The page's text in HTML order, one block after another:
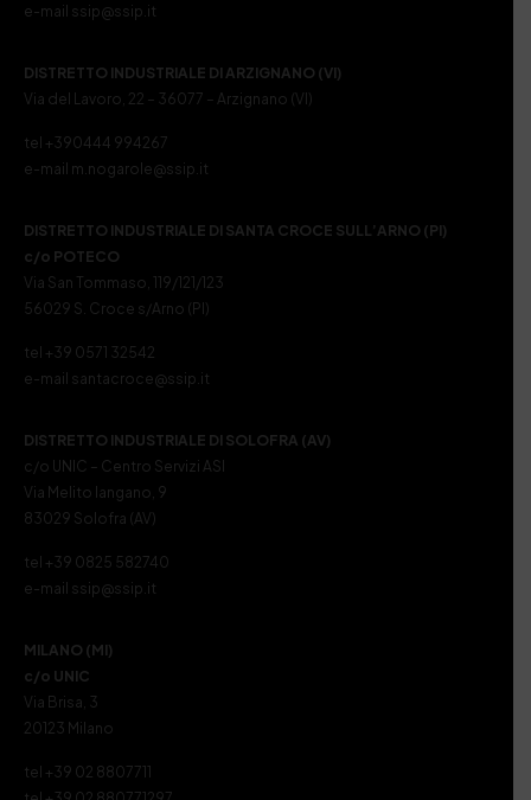
e-mail ssip@ssip.it
DISTRETTO INDUSTRIALE DI ARZIGNANO (VI)
Via del Lavoro, 22 – 36077 – Arzignano (VI)
tel +390444 994267
e-mail m.nogarole@ssip.it
DISTRETTO INDUSTRIALE DI SANTA CROCE SULL’ARNO (PI)
c/o POTECO
Via San Tommaso, 119/121/123
56029 S. Croce s/Arno (PI)
tel +39 0571 32542
e-mail santacroce@ssip.it
DISTRETTO INDUSTRIALE DI SOLOFRA (AV)
c/o UNIC – Centro Servizi ASI
Via Melito Iangano, 9
83029 Solofra (AV)
tel +39 0825 582740
e-mail ssip@ssip.it
MILANO (MI)
c/o UNIC
Via Brisa, 3
20123 Milano
tel +39 02 8807711